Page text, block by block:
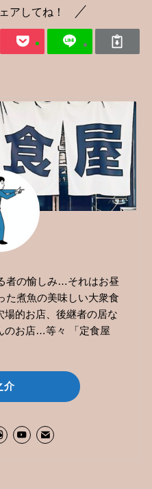
アしてね！
者の愉しみ…それはお昼
た煮魚の美味しい大衆食
場的お店、後継者の居な
のお店…等々 「定食屋
介